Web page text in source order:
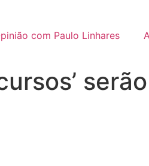
com Paulo Linhares
serão